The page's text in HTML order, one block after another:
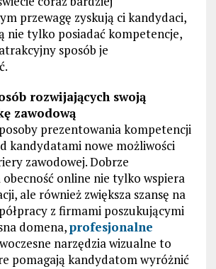
przewagę zyskują ci kandydaci,
nie tylko posiadać kompetencje,
sposób je
rozwijających swoją
zawodową
prezentowania kompetencji
kandydatami nowe możliwości
zawodowej. Dobrze
online nie tylko wspiera
ale również zwiększa szansę na
z firmami poszukującymi
domena,profesjonalne
narzędzia wizualne to
pomagają kandydatom wyróżnić